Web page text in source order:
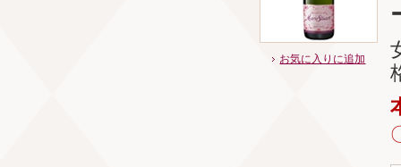
お気に入りに追加